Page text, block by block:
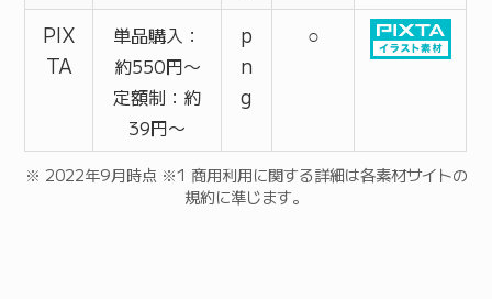
PIX
TA
単品購入：
約550円〜
定額制：約
39円〜
p
n
g
○
※ 2022年9月時点 ※1 商用利用に関する詳細は各素材サイトの
規約に準じます。